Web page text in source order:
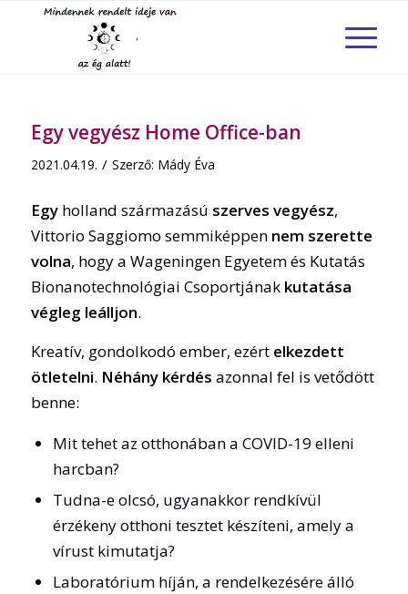
Egy vegyész Home Office-ban
2021.04.19. / Szerző: Mády Éva
Egyholland származású szerves vegyész,
Vittorio Saggiomo semmiképpen nem szerette
volna, hogy a Wageningen Egyetem és Kutatás
Bionanotechnológiai Csoportjának kutatása
végleg leálljon.
Kreatív, gondolkodó ember, ezért elkezdett
ötletelni. Néhány kérdés azonnal fel is vetődött
benne:
Mit tehet az otthonában a COVID-19 elleni
harcban?
Tudna-e olcsó, ugyanakkor rendkívül
érzékeny otthoni tesztet készíteni, amely a
vírust kimutatja?
Laboratórium híján, a rendelkezésére álló